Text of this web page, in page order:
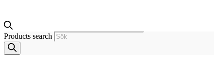
Products search